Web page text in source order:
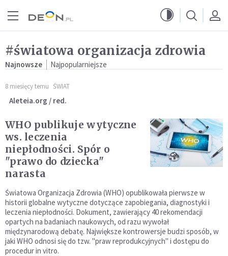
#światowa organizacja zdrowia
Najnowsze Najpopularniejsze
8 miesięcy temu ŚWIAT
Aleteia.org / red.
WHO publikuje wytyczne
ws. leczenia
niepłodności. Spór o
"prawo do dziecka"
narasta
Światowa Organizacja Zdrowia (WHO) opublikowała pierwsze w
historii globalne wytyczne dotyczące zapobiegania, diagnostyki i
leczenia niepłodności. Dokument, zawierający 40 rekomendacji
opartych na badaniach naukowych, od razu wywołał
międzynarodową debatę. Największe kontrowersje budzi sposób, w
jaki WHO odnosi się do tzw. "praw reprodukcyjnych" i dostępu do
procedur in vitro.